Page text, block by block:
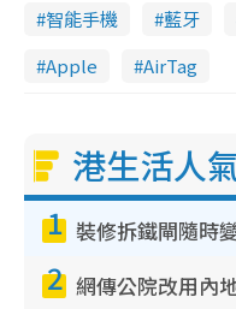
智能手機
藍牙
Apple
AirTag
港生活人
1
2